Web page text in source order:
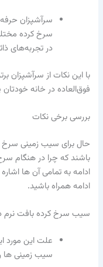
سرآشپزان
سرخ کرده
در تجربه‌های
با این نکات از سرآشپزان
فوق‌العاده در خانه
بررسی برخی نکات
حال برای سیب زمینی
باشند که چرا در هنگام
ادامه به تمامی آن ها
ادامه همراه باشید.
سیب سرخ کرده بافت نرم
علت این مورد
سیب زمینی ها